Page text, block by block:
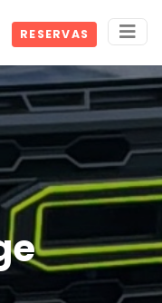
RESERVAS